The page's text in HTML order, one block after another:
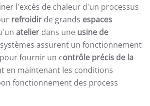
l'excès de chaleur d'un processus
refroidir de grands espaces
atelier dans une usine de
systèmes assurent un fonctionnement
fournir un contrôle précis de la
en maintenant les conditions
fonctionnement des process